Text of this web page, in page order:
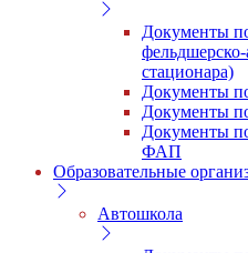
Документы
стационара)
Документы
Документы
Документы
ФАП
Образовательные
Автошкола